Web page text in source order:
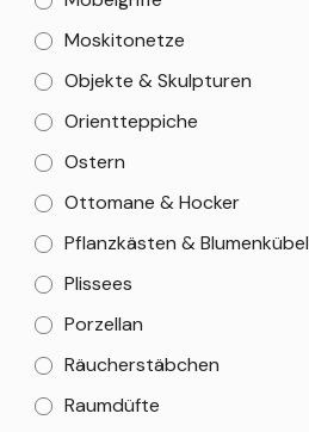
Moskitonetze
Objekte & Skulpturen
Orientteppiche
Ostern
Ottomane & Hocker
Pflanzkästen & Blumenkübel
Plissees
Porzellan
Räucherstäbchen
Raumdüfte